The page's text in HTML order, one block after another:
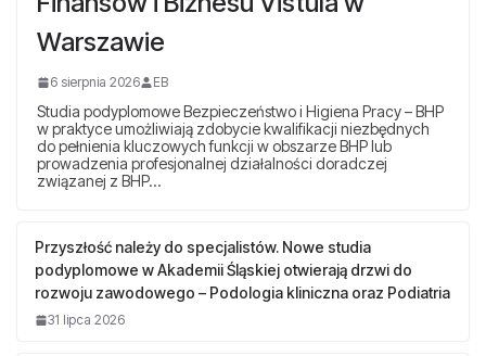
Warszawie
6 sierpnia 2026 EB
Studia podyplomowe Bezpieczeństwo i Higiena Pracy – BHP
w praktyce umożliwiają zdobycie kwalifikacji niezbędnych
do pełnienia kluczowych funkcji w obszarze BHP lub
prowadzenia profesjonalnej działalności doradczej
związanej z BHP…
Przyszłość należy do specjalistów. Nowe studia
podyplomowe w Akademii Śląskiej otwierają drzwi do
rozwoju zawodowego – Podologia kliniczna oraz Podiatria
31 lipca 2026